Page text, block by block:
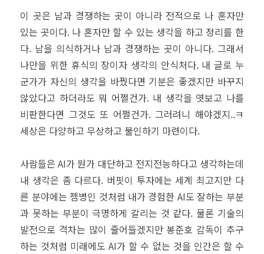
이 곳은 남과 경쟁하는 곳이 아니라 전적으로 나 혼자만
있는 곳이다. 나 혼자만 할 수 있는 생각을 하고 정리를 한
다. 남을 의식하거나 남과 경쟁하는 곳이 아니다. 그래서
나만을 위한 휴식의 장이자 생각의 안식처다. 내 글로 누
군가가 자신의 생각을 바꿨다면 기분은 좋겠지만 바꾸지
않았다고 하더라도 뭐 어쩔건가. 내 생각을 엿보고 나를
비판한다면 그것도 또 어쩔건가. 그러려니 해야겠지..ㅋ
세상은 다양하고 무상하고 불인하기 마련이다.
사람들은 AI가 뭔가 대단하고 전지전능하다고 생각하는데
내 생각은 좀 다르다. 버핏이 투자에는 세계 최고지만 다
른 분야에는 젬병인 것처럼 내가 경험한 AI도 잘하는 부분
과 못하는 부분이 극명하게 갈리는 것 같다. 물론 기술의
발전으로 격차는 많이 줄어들겠지만 봉준호 감독이 추구
하는 것처럼 미래에도 AI가 할 수 없는 것을 인간은 할 수